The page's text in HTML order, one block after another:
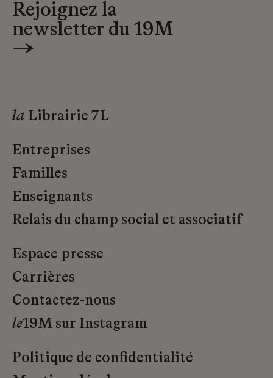
Rejoignez la
newsletter du 19M
→
la Librairie 7L
Entreprises
Familles
Enseignants
Relais du champ social et associatif
Espace presse
Carrières
Contactez-nous
le19M sur Instagram
Politique de confidentialité